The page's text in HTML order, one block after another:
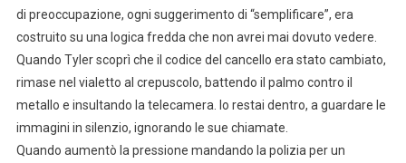
di preoccupazione, ogni suggerimento di “semplificare”, era
costruito su una logica fredda che non avrei mai dovuto vedere.
Quando Tyler scoprì che il codice del cancello era stato cambiato,
rimase nel vialetto al crepuscolo, battendo il palmo contro il
metallo e insultando la telecamera. Io restai dentro, a guardare le
immagini in silenzio, ignorando le sue chiamate.
Quando aumentò la pressione mandando la polizia per un